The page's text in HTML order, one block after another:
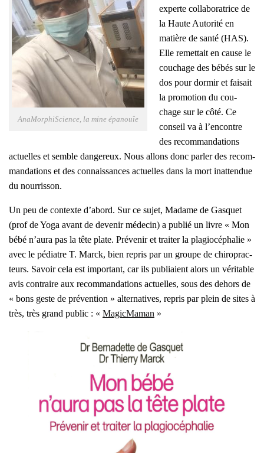
Ana­Mor­phiS­cience, la mine épa­nouïe
experte col­la­bo­ra­trice de
la Haute Auto­ri­té en
matière de san­té (HAS).
Elle remet­tait en cause le
cou­chage des bébés sur le
dos pour dor­mir et fai­sait
la pro­mo­tion du cou­
chage sur le côté. Ce
conseil va à l’en­contre
des recom­man­da­tions
actuelles et semble dan­ge­reux. Nous allons donc par­ler des recom­
man­da­tions et des connais­sances actuelles dans la mort inat­ten­due
du nour­ris­son.
Un peu de contexte d’abord. Sur ce sujet, Madame de Gas­quet
(prof de Yoga avant de deve­nir méde­cin) a publié un livre « Mon
bébé n’aura pas la tête plate. Pré­ve­nir et trai­ter la pla­gio­cé­pha­lie »
avec le pédiatre T. Marck, bien repris par un groupe de chi­ro­prac­
teurs. Savoir cela est impor­tant, car ils publiaient alors un véri­table
avis contraire aux recom­man­da­tions actuelles, sous des dehors de
« bons geste de pré­ven­tion » alter­na­tives, repris par plein de sites à
très, très grand public : « Magic­Ma­man »